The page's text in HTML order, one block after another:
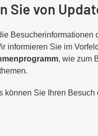
Sie von
Besucherinformationen
informieren Sie im
, wie zum
können Sie Ihren Besuch